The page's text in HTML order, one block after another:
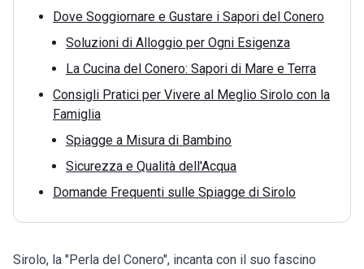
Dove Soggiornare e Gustare i Sapori del Conero
Soluzioni di Alloggio per Ogni Esigenza
La Cucina del Conero: Sapori di Mare e Terra
Consigli Pratici per Vivere al Meglio Sirolo con la
Famiglia
Spiagge a Misura di Bambino
Sicurezza e Qualità dell'Acqua
Domande Frequenti sulle Spiagge di Sirolo
Sirolo, la "Perla del Conero", incanta con il suo fascino